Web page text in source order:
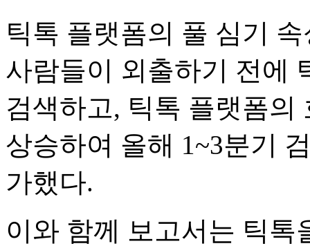
틱톡 플랫폼의 풀 심기
사람들이 외출하기 전에
검색하고, 틱톡 플랫폼의
상승하여 올해 1~3분기
가했다.
이와 함께 보고서는 틱톡